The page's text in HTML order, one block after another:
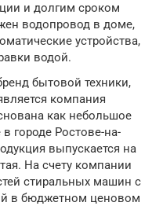
и долгим сроком
водопровод в доме,
устройства,
водой.
бытовой техники,
компания
как небольшое
городе Ростове-на-
выпускается на
На счету компании
стиральных машин с
в бюджетном ценовом